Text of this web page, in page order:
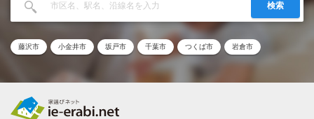
検索
藤沢市 小金井市 坂戸市 千葉市 つくば市 岩倉市